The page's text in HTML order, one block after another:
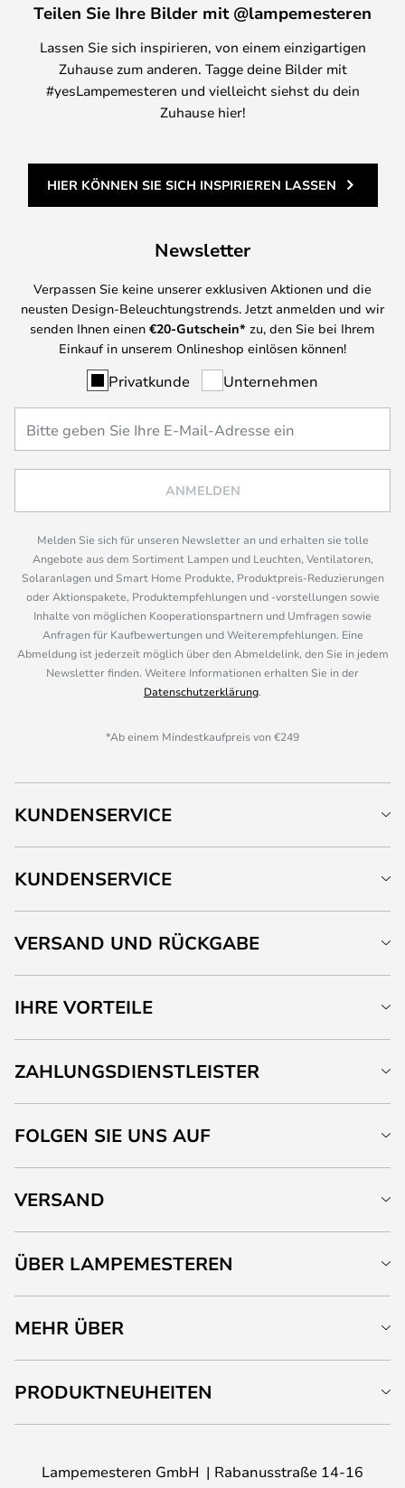
Teilen Sie Ihre Bilder mit @lampemesteren
Lassen Sie sich inspirieren, von einem einzigartigen
Zuhause zum anderen. Tagge deine Bilder mit
#yesLampemesteren und vielleicht siehst du dein
Zuhause hier!
HIER KÖNNEN SIE SICH INSPIRIEREN LASSEN
Newsletter
Verpassen Sie keine unserer exklusiven Aktionen und die
neusten Design-Beleuchtungstrends. Jetzt anmelden und wir
senden Ihnen einen €20-Gutschein* zu, den Sie bei Ihrem
Einkauf in unserem Onlineshop einlösen können!
Privatkunde Unternehmen
ANMELDEN
Melden Sie sich für unseren Newsletter an und erhalten sie tolle
Angebote aus dem Sortiment Lampen und Leuchten, Ventilatoren,
Solaranlagen und Smart Home Produkte, Produktpreis-Reduzierungen
oder Aktionspakete, Produktempfehlungen und -vorstellungen sowie
Inhalte von möglichen Kooperationspartnern und Umfragen sowie
Anfragen für Kaufbewertungen und Weiterempfehlungen. Eine
Abmeldung ist jederzeit möglich über den Abmeldelink, den Sie in jedem
Newsletter finden. Weitere Informationen erhalten Sie in der
Datenschutzerklärung.
*Ab einem Mindestkaufpreis von €249
KUNDENSERVICE
KUNDENSERVICE
VERSAND UND RÜCKGABE
IHRE VORTEILE
ZAHLUNGSDIENSTLEISTER
FOLGEN SIE UNS AUF
VERSAND
ÜBER LAMPEMESTEREN
MEHR ÜBER
PRODUKTNEUHEITEN
Lampemesteren GmbH Rabanusstraße 14-16